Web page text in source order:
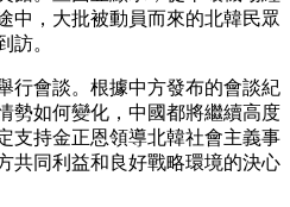
中，大批被動員而來的北韓民眾
訪。
行會談。根據中方發布的會談紀
勢如何變化，中國都將繼續高度
支持金正恩領導北韓社會主義事
共同利益和良好戰略環境的決心